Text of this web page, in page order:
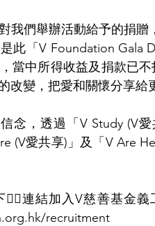
我們舉辦活動給予的捐
此「V Foundation Gala
當中所得收益及捐款已
改變，把愛和關懷分享給
念，透過「V Study (V
(V愛共享)」及「V Are
連結加入V慈善基金
recruitment